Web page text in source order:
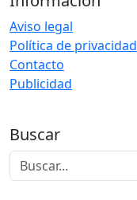
Aviso legal
Política de privacidad
Contacto
Publicidad
Buscar